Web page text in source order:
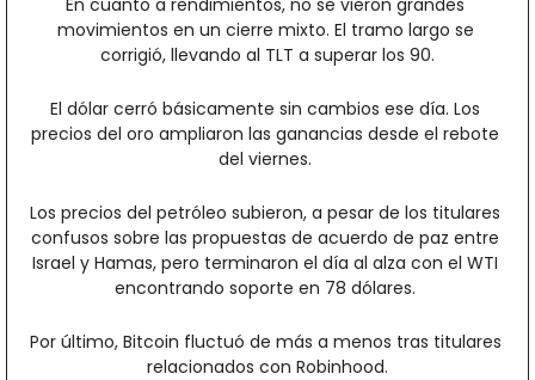
En cuanto a rendimientos, no se vieron grandes
movimientos en un cierre mixto. El tramo largo se
corrigió, llevando al TLT a superar los 90.
El dólar cerró básicamente sin cambios ese día. Los
precios del oro ampliaron las ganancias desde el rebote
del viernes.
Los precios del petróleo subieron, a pesar de los titulares
confusos sobre las propuestas de acuerdo de paz entre
Israel y Hamas, pero terminaron el día al alza con el WTI
encontrando soporte en 78 dólares.
Por último, Bitcoin fluctuó de más a menos tras titulares
relacionados con Robinhood.